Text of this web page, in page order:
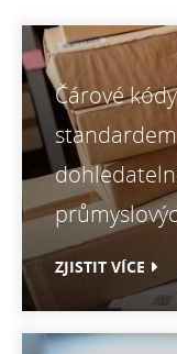
Čárové
ZJISTIT VÍCE